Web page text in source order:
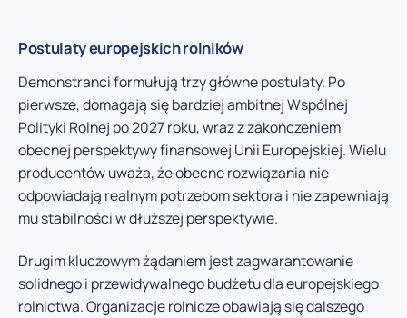
Postulaty europejskich rolników
Demonstranci formułują trzy główne postulaty. Po
pierwsze, domagają się bardziej ambitnej Wspólnej
Polityki Rolnej po 2027 roku, wraz z zakończeniem
obecnej perspektywy finansowej Unii Europejskiej. Wielu
producentów uważa, że obecne rozwiązania nie
odpowiadają realnym potrzebom sektora i nie zapewniają
mu stabilności w dłuższej perspektywie.
Drugim kluczowym żądaniem jest zagwarantowanie
solidnego i przewidywalnego budżetu dla europejskiego
rolnictwa. Organizacje rolnicze obawiają się dalszego